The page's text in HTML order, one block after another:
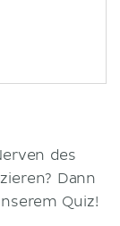
des
Dann
Quiz!